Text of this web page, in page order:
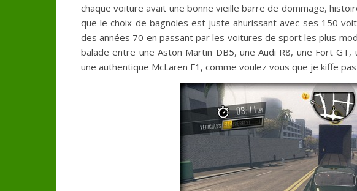
chaque voiture avait une bonne vieille barre de dommage,
que le choix de bagnoles est juste ahurissant avec ses 150
des années 70 en passant par les voitures de sport les plus
balade entre une Aston Martin DB5, une Audi R8, une Fort
une authentique McLaren F1, comme voulez vous que je kiffe